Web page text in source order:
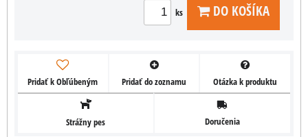
ks DO KOŠÍKA
Pridať k Obľúbeným Pridať do zoznamu Otázka k produktu
Strážny pes Doručenia